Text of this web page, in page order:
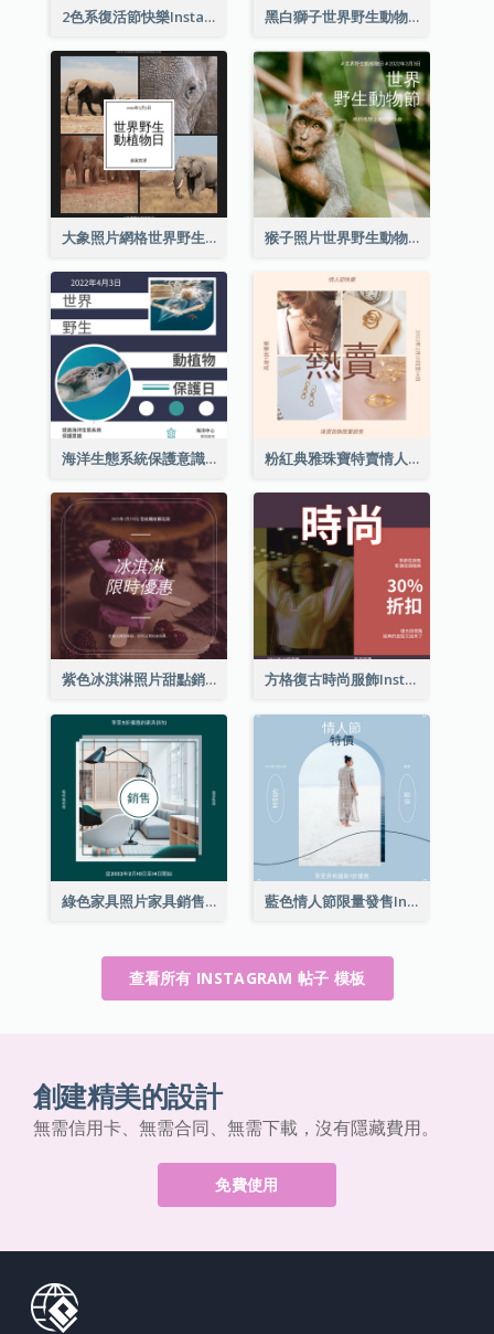
2色系復活節快樂Instagram帖子 黑白獅子世界野生動物日Instagram帖子
大象照片網格世界野生動物日Instagram帖子 猴子照片世界野生動物日Instagram帖子
海洋生態系統保護意識Instagram帖子 粉紅典雅珠寶特賣情人節Instagram帖子
紫色冰淇淋照片甜點銷售Instagram帖子 方格復古時尚服飾Instagram帖子
綠色家具照片家具銷售Instagram帖子 藍色情人節限量發售Instagram帖子
查看所有 INSTAGRAM 帖子 模板
創建精美的設計
無需信用卡、無需合同、無需下載，沒有隱藏費用。
免費使用